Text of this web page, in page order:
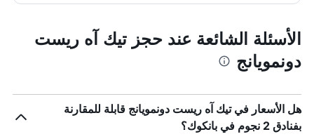
الأسئلة الشائعة عند حجز تيك آه ريست
دونمويانج
هل الأسعار في تيك آه ريست دونمويانج قابلة للمقارنة
بفنادق 2 نجوم في بانكوك؟